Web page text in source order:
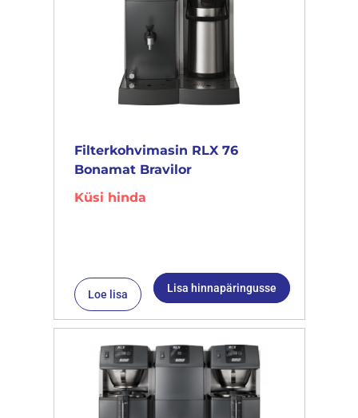
Filterkohvimasin RLX 76
Bonamat Bravilor
Küsi hinda
Loe lisa Lisa hinnapäringusse